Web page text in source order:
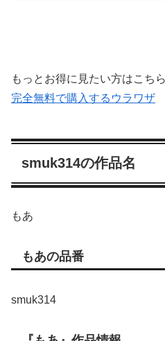
もっとお得に見たい方はこち
完全無料で購入するウラワザ
smuk314の作品名
もあ
もあの品番
smuk314